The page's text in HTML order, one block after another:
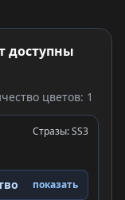
доступны
цветов: 1
Стразы: SS3
показать